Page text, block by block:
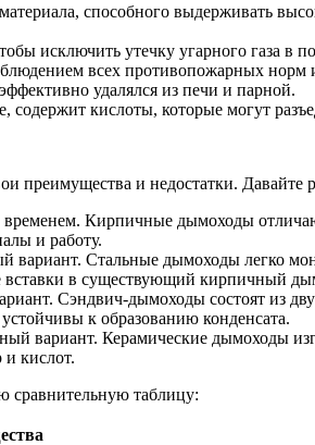
способного выдерживать
исключить утечку угарного газа в
всех противопожарных норм
удалялся из печи и парной.
кислоты, которые могут
преимущества и недостатки.
Кирпичные дымоходы
и работу.
Стальные дымоходы легко
вставки в существующий кирпичный
Сэндвич-дымоходы состоят из
к образованию конденсата.
Керамические дымоходы
кислот.
сравнительную таблицу: